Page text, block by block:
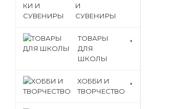
И
СУВЕНИРЫ
ТОВАРЫ
ДЛЯ
ШКОЛЫ
ХОББИ И
ТВОРЧЕСТВО